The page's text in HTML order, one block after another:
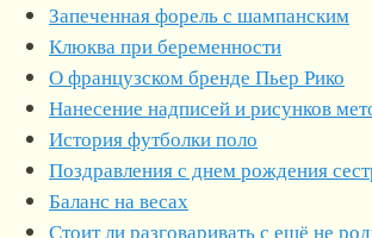
Запеченная форель с шампанским
Клюква при беременности
О французском бренде Пьер Рико
Нанесение надписей и рисунков
История футболки поло
Поздравления с днем рождения
Баланс на весах
Стоит ли разговаривать с ещё не